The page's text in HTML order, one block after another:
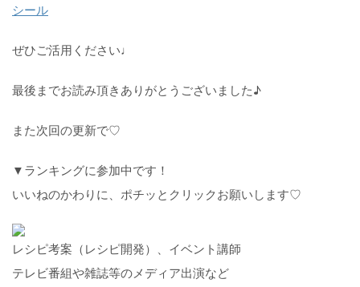
シール
ぜひご活用ください♩
最後までお読み頂きありがとうございました♪
また次回の更新で♡
▼ランキングに参加中です！
いいねのかわりに、ポチッとクリックお願いします♡
レシピ考案（レシピ開発）、イベント講師
テレビ番組や雑誌等のメディア出演など